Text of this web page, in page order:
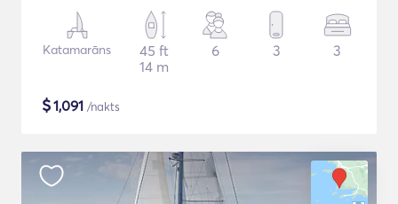
Katamarāns
45 ft
14 m
6 3 3
$1,091 /nakts